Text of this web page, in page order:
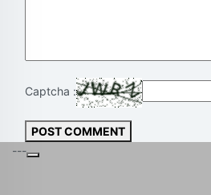
Captcha :
POST COMMENT
---